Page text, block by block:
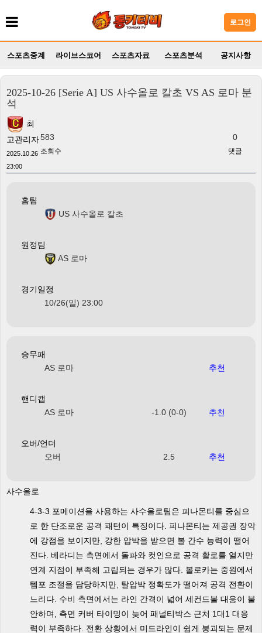
로그인
스포츠중계 라이브스코어 스포츠자료 스포츠분석 공지사항
2025-10-26 [Serie A] US 사수올로 칼초 VS AS 로마 분
석
최
고관리자
2025.10.26
23:00
583
조회수
0
댓글
홈팀
US 사수올로 칼초
원정팀
AS 로마
경기일정
10/26(일) 23:00
승무패
AS 로마
추천
핸디캡
AS 로마
-1.0 (0-0) 추천
오버/언더
오버
2.5 추천
사수올로
4-3-3 포메이션을 사용하는 사수올로팀은 피나몬티를 중심으
로 한 단조로운 공격 패턴이 특징이다. 피나몬티는 제공권 장악
에 강점을 보이지만, 강한 압박을 받으면 볼 간수 능력이 떨어
진다. 베라디는 측면에서 돌파와 컷인으로 공격 활로를 열지만
연계 지점이 부족해 고립되는 경우가 많다. 볼로카는 중원에서
템포 조절을 담당하지만, 탈압박 정확도가 떨어져 공격 전환이
느리다. 수비 측면에서는 라인 간격이 넓어 세컨드볼 대응이 불
안하며, 측면 커버 타이밍이 늦어 패널티박스 근처 1대1 대응
력이 부족하다. 전환 상황에서 미드라인이 쉽게 붕괴되는 문제